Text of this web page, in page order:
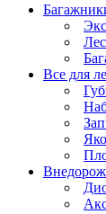
Все для